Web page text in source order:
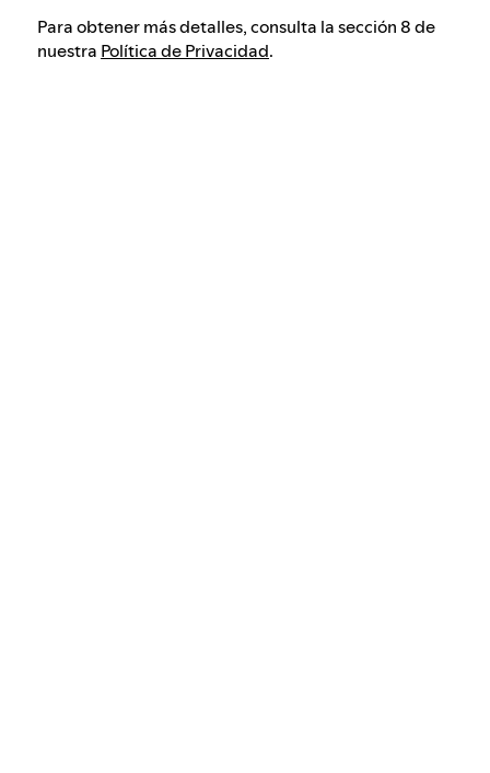
Para obtener más detalles, consulta la sección 8 de
nuestra Política de Privacidad.